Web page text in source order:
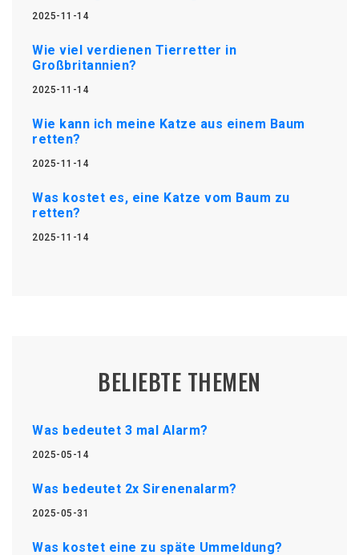
2025-11-14
Wie viel verdienen Tierretter in
Großbritannien?
2025-11-14
Wie kann ich meine Katze aus einem Baum
retten?
2025-11-14
Was kostet es, eine Katze vom Baum zu
retten?
2025-11-14
BELIEBTE THEMEN
Was bedeutet 3 mal Alarm?
2025-05-14
Was bedeutet 2x Sirenenalarm?
2025-05-31
Was kostet eine zu späte Ummeldung?